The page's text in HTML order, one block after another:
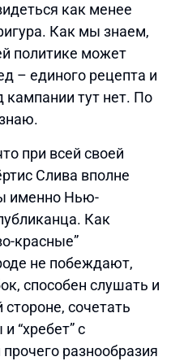
как менее
Как мы знаем,
политике может
– единого рецепта и
кампании тут нет. По
при всей своей
Слива вполне
именно Нью-
Как
красные”
не побеждают,
способен слушать и
сочетать
“хребет” с
разнообразия